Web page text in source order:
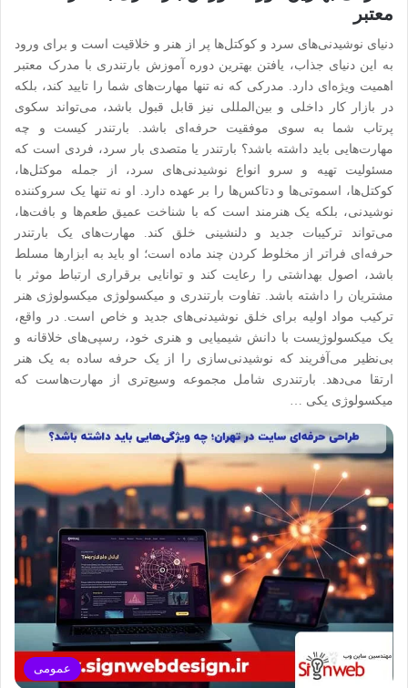
معتبر
دنیای نوشیدنی‌های سرد و کوکتل‌ها پر از هنر و خلاقیت است و برای ورود
به این دنیای جذاب، یافتن بهترین دوره آموزش بارتندری با مدرک معتبر
اهمیت ویژه‌ای دارد. مدرکی که نه تنها مهارت‌های شما را تایید کند، بلکه
در بازار کار داخلی و بین‌المللی نیز قابل قبول باشد، می‌تواند سکوی
پرتاب شما به سوی موفقیت حرفه‌ای باشد. بارتندر کیست و چه
مهارت‌هایی باید داشته باشد؟ بارتندر یا متصدی بار سرد، فردی است که
مسئولیت تهیه و سرو انواع نوشیدنی‌های سرد، از جمله موکتل‌ها،
کوکتل‌ها، اسموتی‌ها و دتاکس‌ها را بر عهده دارد. او نه تنها یک سروکننده
نوشیدنی، بلکه یک هنرمند است که با شناخت عمیق طعم‌ها و بافت‌ها،
می‌تواند ترکیبات جدید و دلنشینی خلق کند. مهارت‌های یک بارتندر
حرفه‌ای فراتر از مخلوط کردن چند ماده است؛ او باید به ابزارها مسلط
باشد، اصول بهداشتی را رعایت کند و توانایی برقراری ارتباط موثر با
مشتریان را داشته باشد. تفاوت بارتندری و میکسولوژی میکسولوژی هنر
ترکیب مواد اولیه برای خلق نوشیدنی‌های جدید و خاص است. در واقع،
یک میکسولوژیست با دانش شیمیایی و هنری خود، رسپی‌های خلاقانه و
بی‌نظیر می‌آفریند که نوشیدنی‌سازی را از یک حرفه ساده به یک هنر
ارتقا می‌دهد. بارتندری شامل مجموعه وسیع‌تری از مهارت‌هاست که
میکسولوژی یکی …
عمومی